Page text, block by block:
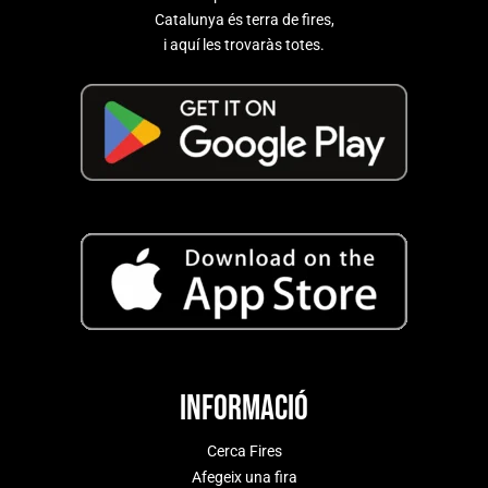
Catalunya és terra de fires,
i aquí les trovaràs totes.
Informació
Cerca Fires
Afegeix una fira